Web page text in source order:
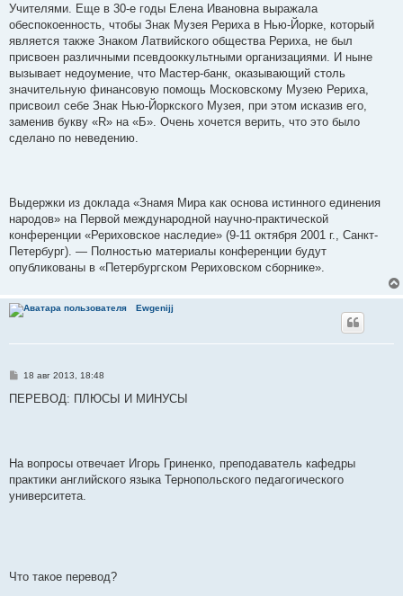
Учителями. Еще в 30-е годы Елена Ивановна выражала
обеспокоенность, чтобы Знак Музея Рериха в Нью-Йорке, который
является также Знаком Латвийского общества Рериха, не был
присвоен различными псевдооккультными организациями. И ныне
вызывает недоумение, что Мастер-банк, оказывающий столь
значительную финансовую помощь Московскому Музею Рериха,
присвоил себе Знак Нью-Йоркского Музея, при этом исказив его,
заменив букву «R» на «Б». Очень хочется верить, что это было
сделано по неведению.
Выдержки из доклада «Знамя Мира как основа истинного единения
народов» на Первой международной научно-практической
конференции «Рериховское наследие» (9-11 октября 2001 г., Санкт-
Петербург). — Полностью материалы конференции будут
опубликованы в «Петербургском Рериховском сборнике».
Ewgenijj
С
о
е
18 авг 2013, 18:48
ПЕРЕВОД: ПЛЮСЫ И МИНУСЫ
На вопросы отвечает Игорь Гриненко, преподаватель кафедры
практики английского языка Тернопольского педагогического
университета.
Что такое перевод?